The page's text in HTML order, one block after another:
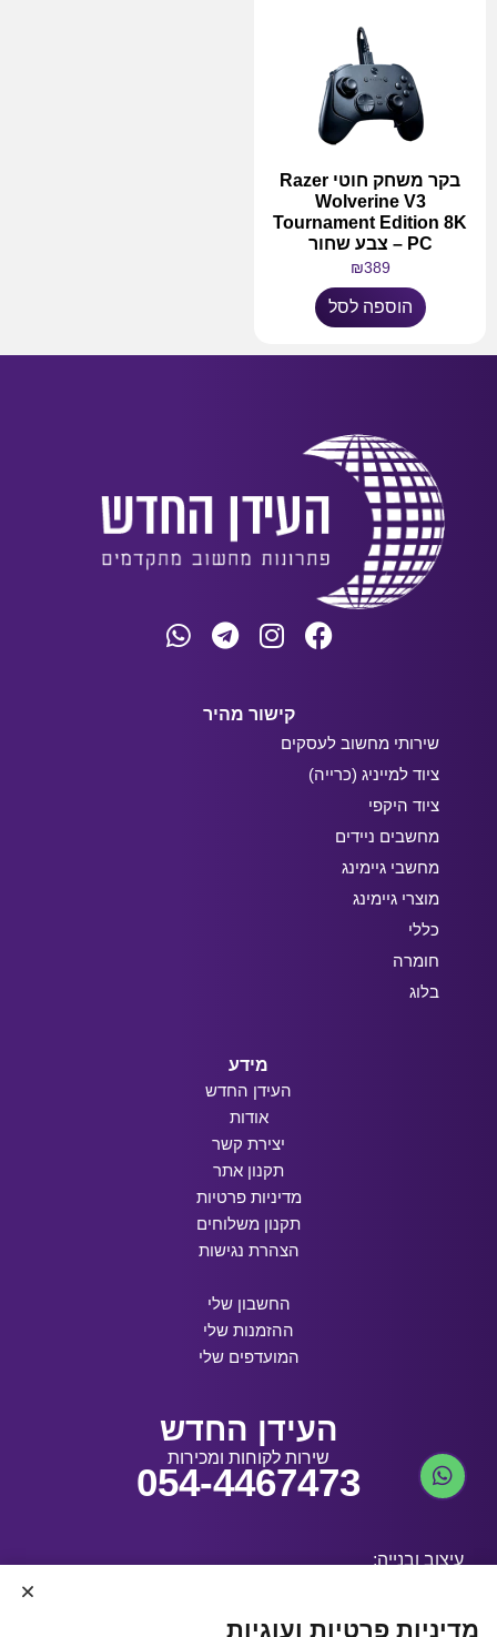
בקר משחק חוטי Razer
Wolverine V3
Tournament Edition 8K
PC – צבע שחור
₪389
הוספה לסל
קישור מהיר
שירותי מחשוב לעסקים
ציוד למייניג (כרייה)
ציוד היקפי
מחשבים ניידים
מחשבי גיימינג
מוצרי גיימינג
כללי
חומרה
בלוג
מידע
העידן החדש
אודות
יצירת קשר
תקנון אתר
מדיניות פרטיות
תקנון משלוחים
הצהרת נגישות
החשבון שלי
ההזמנות שלי
המועדפים שלי
העידן החדש
שירות לקוחות ומכירות
054-4467473
עיצוב ובנייה:
מדיניות פרטיות ועוגיות